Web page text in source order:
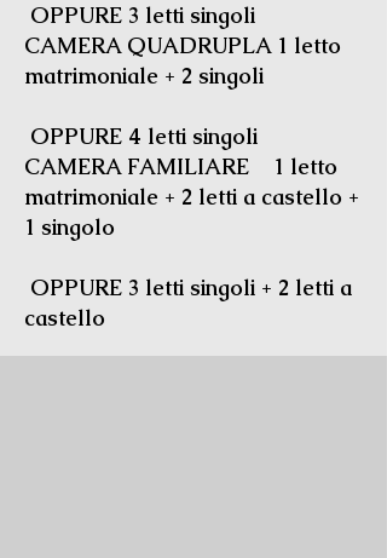
OPPURE 3 letti singoli
CAMERA QUADRUPLA 1 letto
matrimoniale + 2 singoli
OPPURE 4 letti singoli
CAMERA FAMILIARE 1 letto
matrimoniale + 2 letti a castello +
1 singolo
OPPURE 3 letti singoli + 2 letti a
castello